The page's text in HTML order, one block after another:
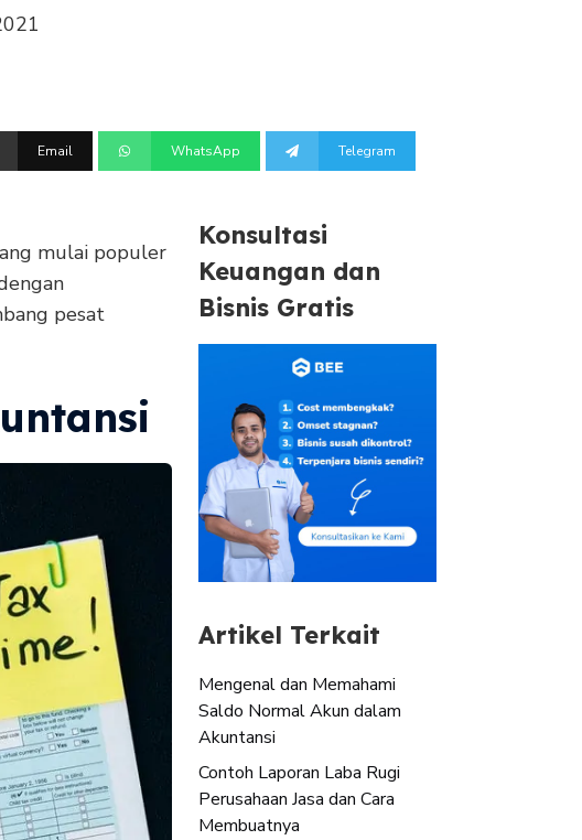
Email WhatsApp Telegram
mulai populer
pesat
Konsultasi
Keuangan dan
Bisnis Gratis
Artikel Terkait
Mengenal dan Memahami
Saldo Normal Akun dalam
Akuntansi
Contoh Laporan Laba Rugi
Perusahaan Jasa dan Cara
Membuatnya